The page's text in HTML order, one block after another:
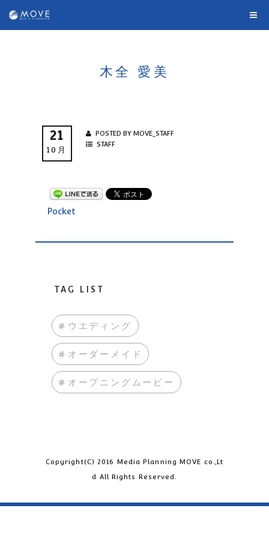
木全 愛美
21
10月
POSTED BY MOVE_STAFF
STAFF
Pocket
TAG LIST
#ウエディング
#オーダーメイド
#オープニングムービー
Copyright(C) 2016 Media Planning MOVE co.,Lt
d All Rights Reserved.